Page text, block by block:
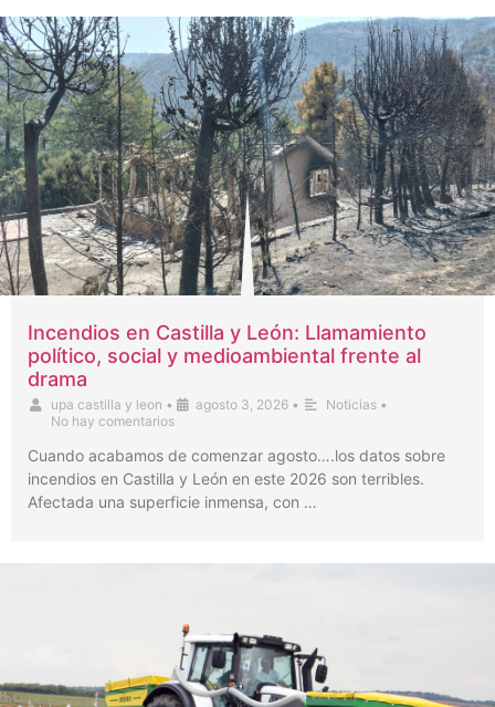
Incendios en Castilla y León: Llamamiento
político, social y medioambiental frente al
drama
upa castilla y leon • agosto 3, 2026 • Noticias •
No hay comentarios
Cuando acabamos de comenzar agosto….los datos sobre
incendios en Castilla y León en este 2026 son terribles.
Afectada una superficie inmensa, con …